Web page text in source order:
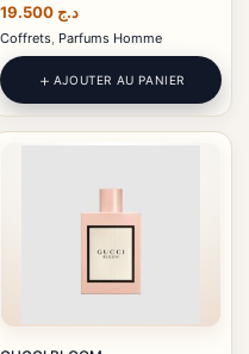
د.ج
Coffrets, Parfums Homme
AJOUTER AU PANIER